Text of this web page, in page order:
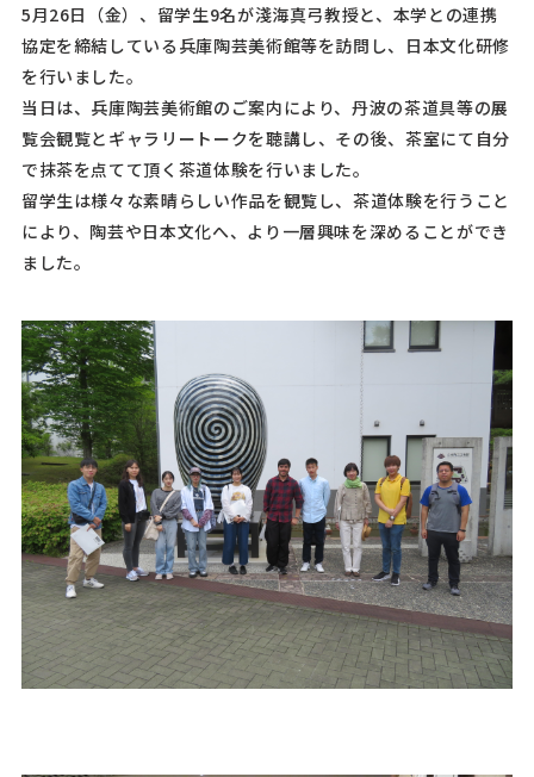
5月26日（金）、留学生9名が淺海真弓教授と、本学との連携
協定を締結している兵庫陶芸美術館等を訪問し、日本文化研修
を行いました。
当日は、兵庫陶芸美術館のご案内により、丹波の茶道具等の展
覧会観覧とギャラリートークを聴講し、その後、茶室にて自分
で抹茶を点てて頂く茶道体験を行いました。
留学生は様々な素晴らしい作品を観覧し、茶道体験を行うこと
により、陶芸や日本文化へ、より一層興味を深めることができ
ました。